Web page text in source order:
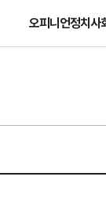
오피니언정치사